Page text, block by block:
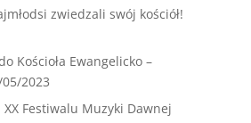
zwiedzali swój kościół!
Kościoła Ewangelicko –
2023
Festiwalu Muzyki Dawnej